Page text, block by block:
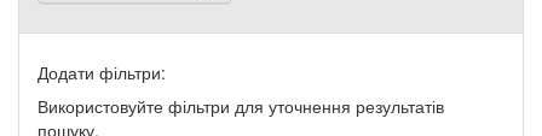
Додати фільтри:
Використовуйте фільтри для уточнення результатів
пошуку.